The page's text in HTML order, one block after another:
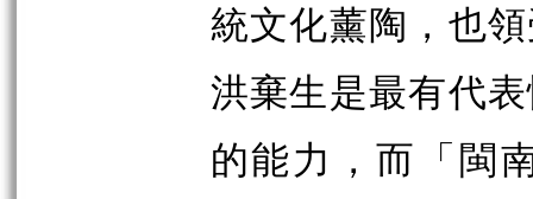
統文化薰陶，也
洪棄生是最有代
的能力，而「閩